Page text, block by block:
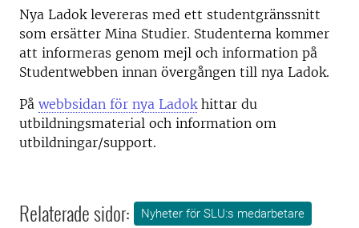
Nya Ladok levereras med ett studentgränssnitt
som ersätter Mina Studier. Studenterna kommer
att informeras genom mejl och information på
Studentwebben innan övergången till nya Ladok.
På webbsidan för nya Ladokhittar du
utbildningsmaterial och information om
utbildningar/support.
Relaterade sidor: Nyheter för SLU:s medarbetare